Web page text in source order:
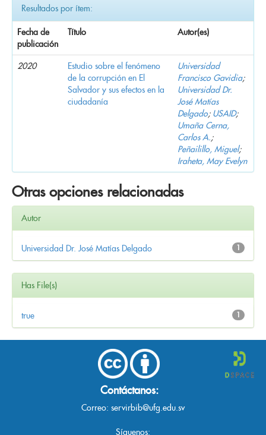
Resultados por ítem:
Fecha de
publicación
Título Autor(es)
2020
Estudio sobre el fenómeno
de la corrupción en El
Salvador y sus efectos en la
ciudadanía
Universidad
Francisco Gavidia;
Universidad Dr.
José Matías
Delgado; USAID;
Umaña Cerna,
Carlos A.;
Peñailillo, Miguel;
Iraheta, May Evelyn
Otras opciones relacionadas
Autor
1
Universidad Dr. José Matías Delgado
Has File(s)
1
true
Contáctanos:
Correo: servirbib@ufg.edu.sv
Síguenos: